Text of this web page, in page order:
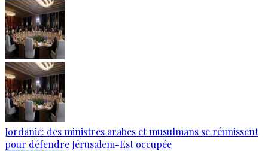
Jordanie: des ministres arabes et musulmans se réunissent
pour défendre Jérusalem-Est occupée